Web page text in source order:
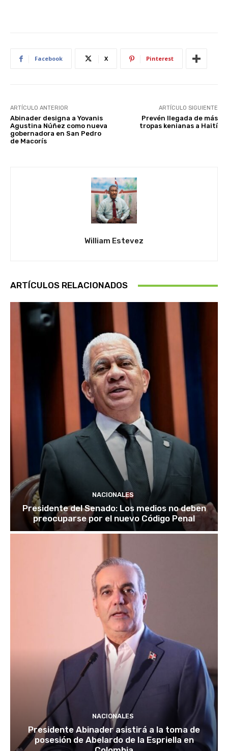
Facebook X Pinterest
ARTÍCULO ANTERIOR
Abinader designa a Yovanis
Agustina Núñez como nueva
gobernadora en San Pedro
de Macorís
ARTÍCULO SIGUIENTE
Prevén llegada de más
tropas kenianas a Haití
William Estevez
ARTÍCULOS RELACIONADOS
NACIONALES
Presidente del Senado: Los medios no deben
preocuparse por el nuevo Código Penal
NACIONALES
Presidente Abinader asistirá a la toma de
posesión de Abelardo de la Espriella en